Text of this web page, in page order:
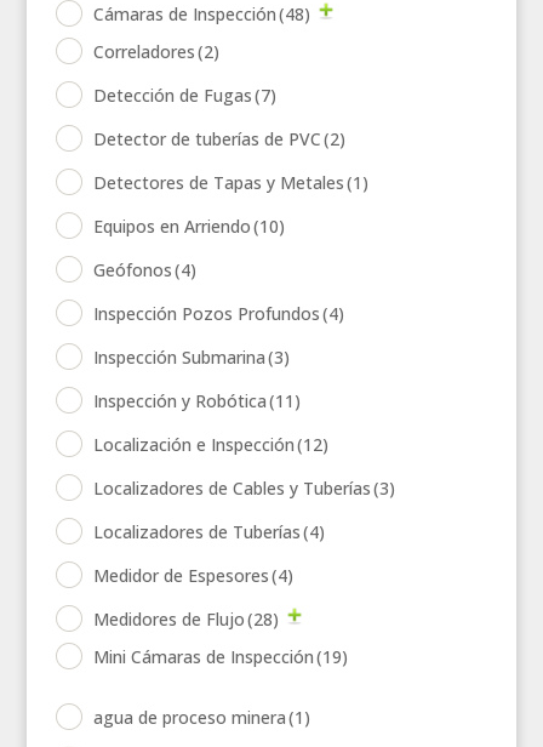
Cámaras de Inspección(48)
Correladores(2)
Detección de Fugas(7)
Detector de tuberías de PVC(2)
Detectores de Tapas y Metales(1)
Equipos en Arriendo(10)
Geófonos(4)
Inspección Pozos Profundos(4)
Inspección Submarina(3)
Inspección y Robótica(11)
Localización e Inspección(12)
Localizadores de Cables y Tuberías(3)
Localizadores de Tuberías(4)
Medidor de Espesores(4)
Medidores de Flujo(28)
Mini Cámaras de Inspección(19)
agua de proceso minera(1)